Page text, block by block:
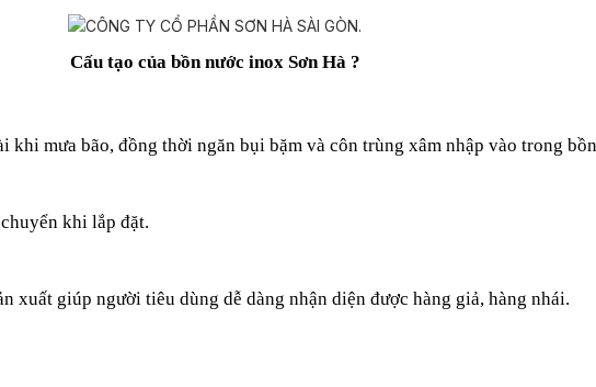
Cấu tạo của bồn nước inox Sơn Hà ?
mưa bão, đồng thời ngăn bụi bặm và côn trùng xâm nhập vào trong
khi lắp đặt.
xuất giúp người tiêu dùng dễ dàng nhận diện được hàng giả, hàng nhái.